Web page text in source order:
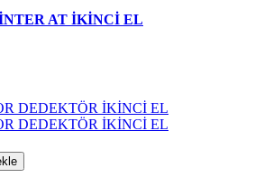
AT İKİNCİ EL